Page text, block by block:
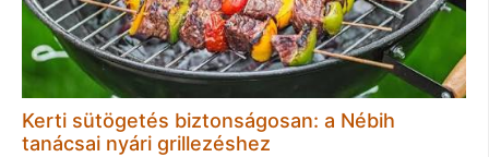
Kerti sütögetés biztonságosan: a Nébih
tanácsai nyári grillezéshez